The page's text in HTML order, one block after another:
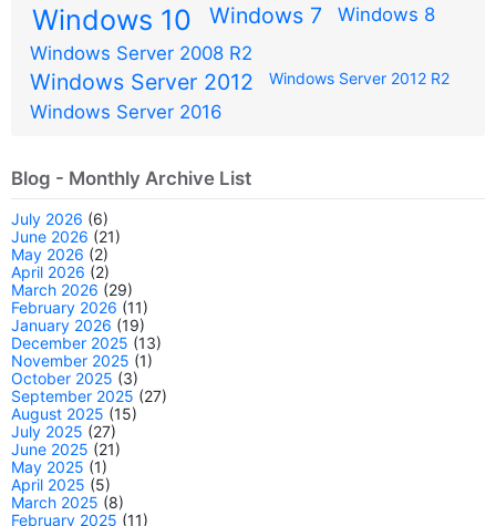
Windows 10 Windows 7
Windows 8
Windows Server 2008 R2
Windows Server 2012 Windows Server 2012 R2
Windows Server 2016
Blog - Monthly Archive List
July 2026 (6)
June 2026 (21)
May 2026 (2)
April 2026 (2)
March 2026 (29)
February 2026 (11)
January 2026 (19)
December 2025 (13)
November 2025 (1)
October 2025 (3)
September 2025 (27)
August 2025 (15)
July 2025 (27)
June 2025 (21)
May 2025 (1)
April 2025 (5)
March 2025 (8)
February 2025 (11)